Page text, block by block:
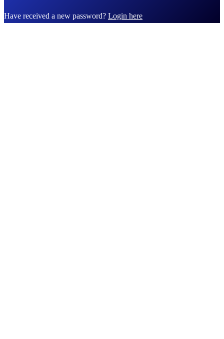
Have received a new password? Login here